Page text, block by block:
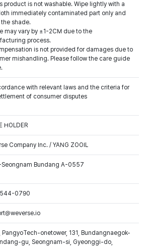
product is not washable. Wipe lightly with a
immediately contaminated part only and
the shade.
may vary by ±1-2CM due to the
process.
is not provided for damages due to
mishandling. Please follow the care guide
with relevant laws and the criteria for
of consumer disputes
HOLDER
Company Inc. / YANG ZOOIL
Bundang A-0557
0790
PangyoTech-onetower, 131, Bundangnaegok-
gu, Seongnam-si, Gyeonggi-do,